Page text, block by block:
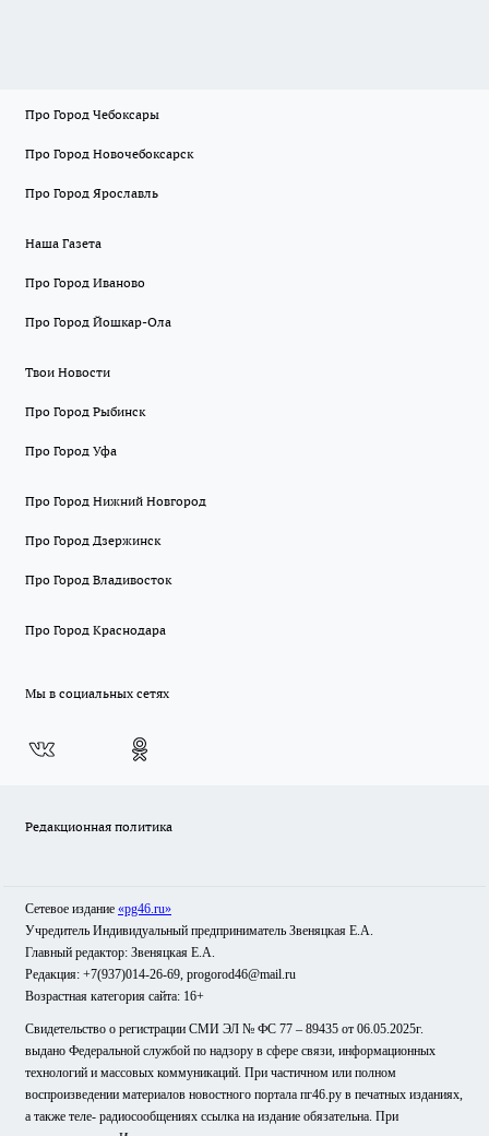
Про Город Чебоксары
Про Город Новочебоксарск
Про Город Ярославль
Наша Газета
Про Город Иваново
Про Город Йошкар-Ола
Твои Новости
Про Город Рыбинск
Про Город Уфа
Про Город Нижний Новгород
Про Город Дзержинск
Про Город Владивосток
Про Город Краснодара
Мы в социальных сетях
Редакционная политика
Сетевое издание «pg46.ru»
Учредитель Индивидуальный предприниматель Звеняцкая Е.А.
Главный редактор: Звеняцкая Е.А.
Редакция: +7(937)014-26-69, progorod46@mail.ru
Возрастная категория сайта: 16+
Свидетельство о регистрации СМИ ЭЛ № ФС 77 – 89435 от 06.05.2025г.
выдано Федеральной службой по надзору в сфере связи, информационных
технологий и массовых коммуникаций. При частичном или полном
воспроизведении материалов новостного портала пг46.ру в печатных изданиях,
а также теле- радиосообщениях ссылка на издание обязательна. При